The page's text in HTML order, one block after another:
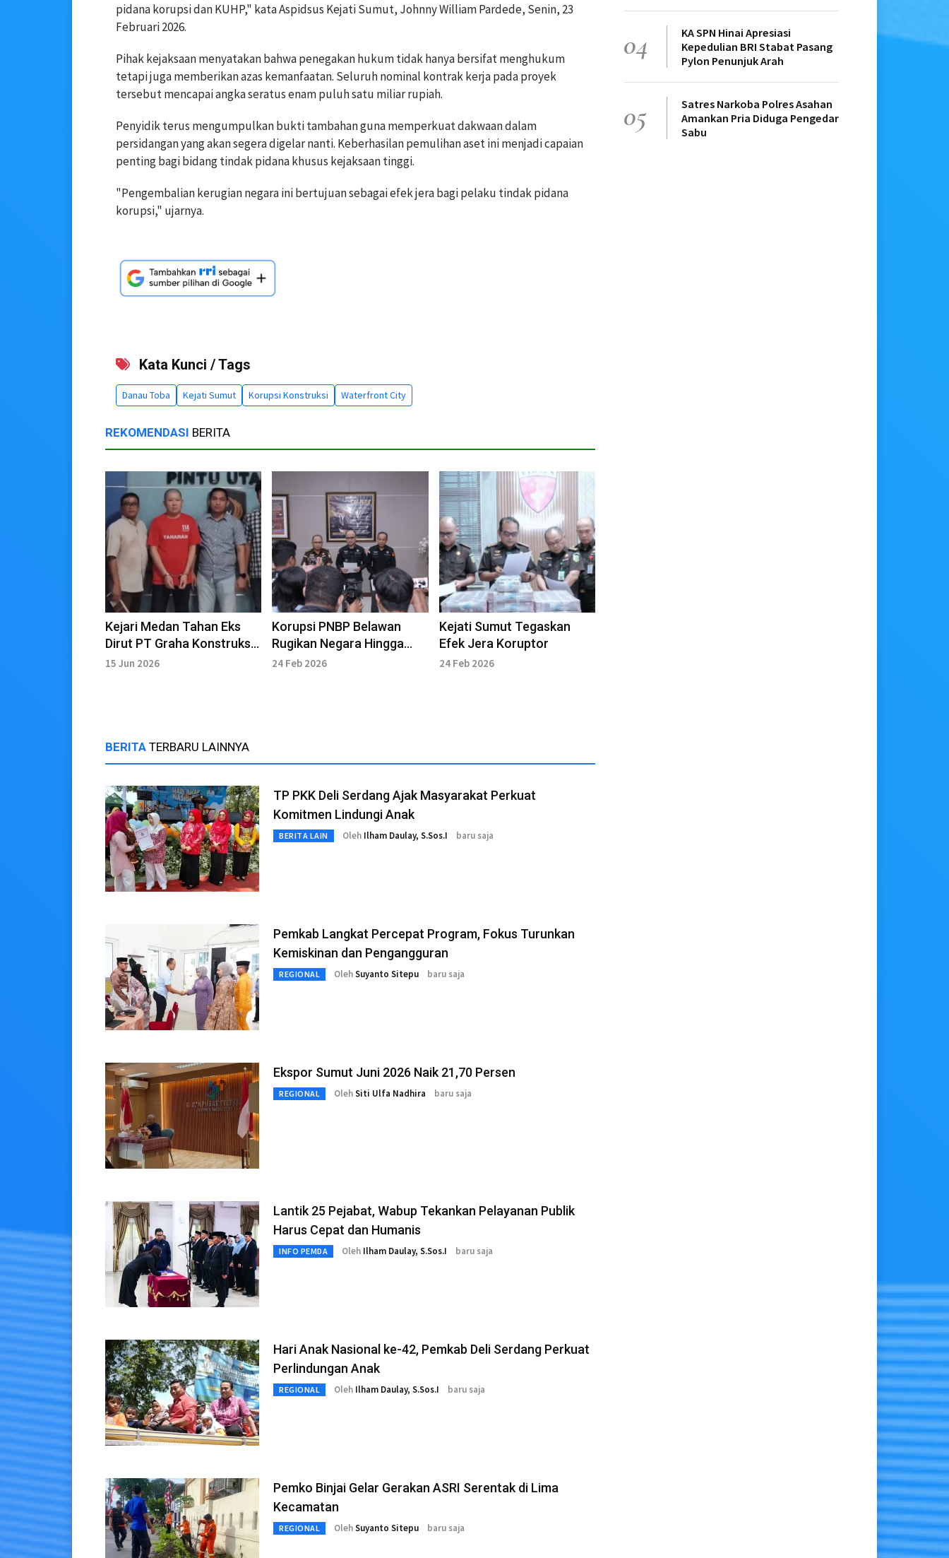
pidana korupsi dan KUHP," kata Aspidsus Kejati Sumut, Johnny William Pardede, Senin, 23
Februari 2026.
Pihak kejaksaan menyatakan bahwa penegakan hukum tidak hanya bersifat menghukum
tetapi juga memberikan azas kemanfaatan. Seluruh nominal kontrak kerja pada proyek
tersebut mencapai angka seratus enam puluh satu miliar rupiah.
Penyidik terus mengumpulkan bukti tambahan guna memperkuat dakwaan dalam
persidangan yang akan segera digelar nanti. Keberhasilan pemulihan aset ini menjadi capaian
penting bagi bidang tindak pidana khusus kejaksaan tinggi.
"Pengembalian kerugian negara ini bertujuan sebagai efek jera bagi pelaku tindak pidana
korupsi," ujarnya.
Kata Kunci / Tags
Danau Toba Kejati Sumut Korupsi Konstruksi Waterfront City
REKOMENDASI BERITA
Kejari Medan Tahan Eks
Dirut PT Graha Konstruksi
Sejati
15 Jun 2026
Korupsi PNBP Belawan
Rugikan Negara Hingga
Miliaran Rupiah
24 Feb 2026
Kejati Sumut Tegaskan
Efek Jera Koruptor
24 Feb 2026
BERITA TERBARU LAINNYA
TP PKK Deli Serdang Ajak Masyarakat Perkuat
Komitmen Lindungi Anak
BERITA LAIN Oleh Ilham Daulay, S.Sos.I baru saja
Pemkab Langkat Percepat Program, Fokus Turunkan
Kemiskinan dan Pengangguran
REGIONAL OlehSuyanto Sitepu baru saja
Ekspor Sumut Juni 2026 Naik 21,70 Persen
REGIONAL OlehSiti Ulfa Nadhira baru saja
Lantik 25 Pejabat, Wabup Tekankan Pelayanan Publik
Harus Cepat dan Humanis
INFO PEMDA Oleh Ilham Daulay, S.Sos.I baru saja
Hari Anak Nasional ke-42, Pemkab Deli Serdang Perkuat
Perlindungan Anak
REGIONAL Oleh Ilham Daulay, S.Sos.I baru saja
Pemko Binjai Gelar Gerakan ASRI Serentak di Lima
Kecamatan
REGIONAL OlehSuyanto Sitepu baru saja
04
KA SPN Hinai Apresiasi
Kepedulian BRI Stabat Pasang
Pylon Penunjuk Arah
05
Satres Narkoba Polres Asahan
Amankan Pria Diduga Pengedar
Sabu